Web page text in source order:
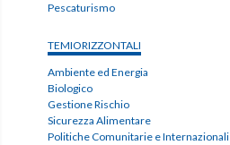
Pescaturismo
TEMIORIZZONTALI
Ambiente ed Energia
Biologico
Gestione Rischio
Sicurezza Alimentare
Politiche Comunitarie e Internazionali